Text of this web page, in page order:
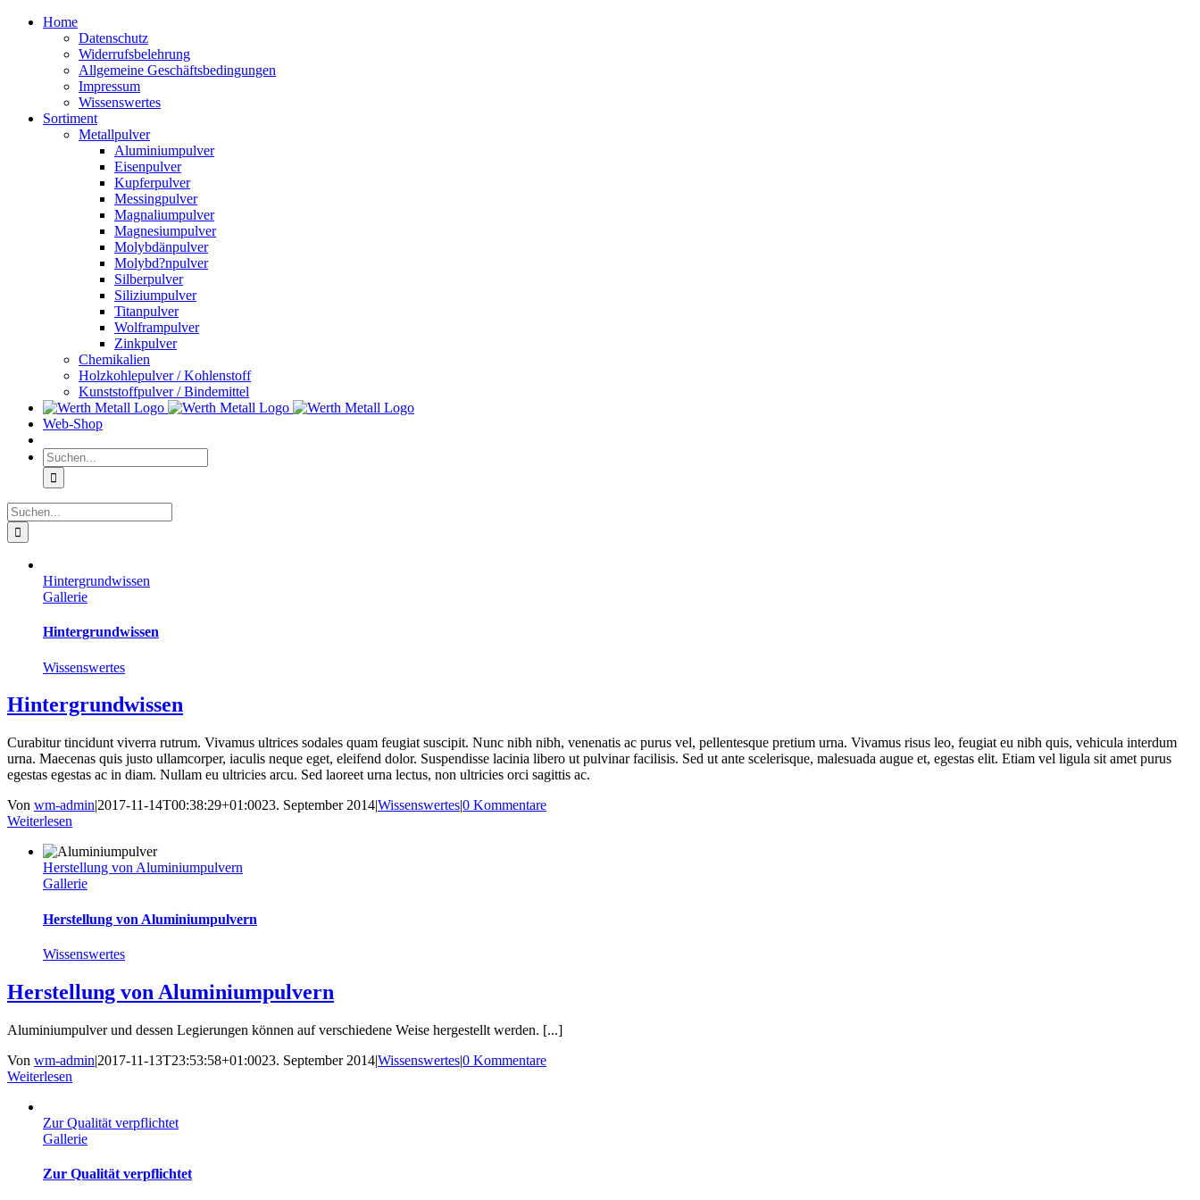
Zum
Home
Datenschutz
Widerrufsbelehrung
Allgemeine Geschäftsbedingungen
Impressum
Wissenswertes
Sortiment
Metallpulver
Aluminiumpulver
Eisenpulver
Kupferpulver
Messingpulver
Magnaliumpulver
Magnesiumpulver
Molybdänpulver
Molybd?npulver
Silberpulver
Siliziumpulver
Titanpulver
Wolframpulver
Zinkpulver
Chemikalien
Holzkohlepulver / Kohlenstoff
Kunststoffpulver / Bindemittel
Web-Shop
Suche
nach:
Suche
nach:
Hintergrundwissen
Gallerie
Hintergrundwissen
Wissenswertes
Hintergrundwissen
Curabitur tincidunt viverra rutrum. Vivamus ultrices sodales quam feugiat suscipit. Nunc nibh nibh, venenatis ac purus vel, pellentesque pretium urna. Vivamus risus leo, feugiat eu nibh quis, vehicula interdum
urna. Maecenas quis justo ullamcorper, iaculis neque eget, eleifend dolor. Suspendisse lacinia libero ut pulvinar facilisis. Sed ut ante scelerisque, malesuada augue et, egestas elit. Etiam vel ligula sit amet purus
egestas egestas ac in diam. Nullam eu ultricies arcu. Sed laoreet urna lectus, non ultricies orci sagittis ac.
Von wm-admin|2017-11-14T00:38:29+01:0023. September 2014|Wissenswertes|0 Kommentare
Weiterlesen
Herstellung von Aluminiumpulvern
Gallerie
Herstellung von Aluminiumpulvern
Wissenswertes
Herstellung von Aluminiumpulvern
Aluminiumpulver und dessen Legierungen können auf verschiedene Weise hergestellt werden. [...]
Von wm-admin|2017-11-13T23:53:58+01:0023. September 2014|Wissenswertes|0 Kommentare
Weiterlesen
Zur Qualität verpflichtet
Gallerie
Zur Qualität verpflichtet